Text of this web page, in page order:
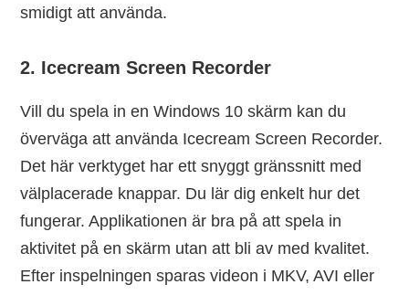
smidigt att använda.
2. Icecream Screen Recorder
Vill du spela in en Windows 10 skärm kan du
överväga att använda Icecream Screen Recorder.
Det här verktyget har ett snyggt gränssnitt med
välplacerade knappar. Du lär dig enkelt hur det
fungerar. Applikationen är bra på att spela in
aktivitet på en skärm utan att bli av med kvalitet.
Efter inspelningen sparas videon i MKV, AVI eller